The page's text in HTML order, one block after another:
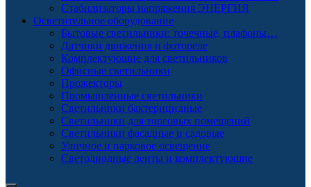
Стабилизаторы напряжения ЭНЕРГИЯ
Осветительное оборудование
Бытовые светильники: точечные, плафоны…
Датчики движения и фотореле
Комплектующие для светильников
Офисные светильники
Прожекторы
Промышленные светильники
Светильники бактерицидные
Светильники для торговых помещений
Светильники фасадные и садовые
Уличное и парковое освещение
Светодиодные ленты и комплектующие